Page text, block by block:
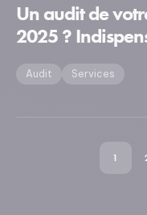
Un audit de
2025 ?
Audit Services
1